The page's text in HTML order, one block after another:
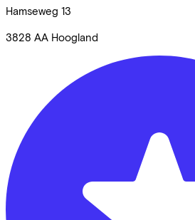
Hamseweg 13
3828 AA Hoogland